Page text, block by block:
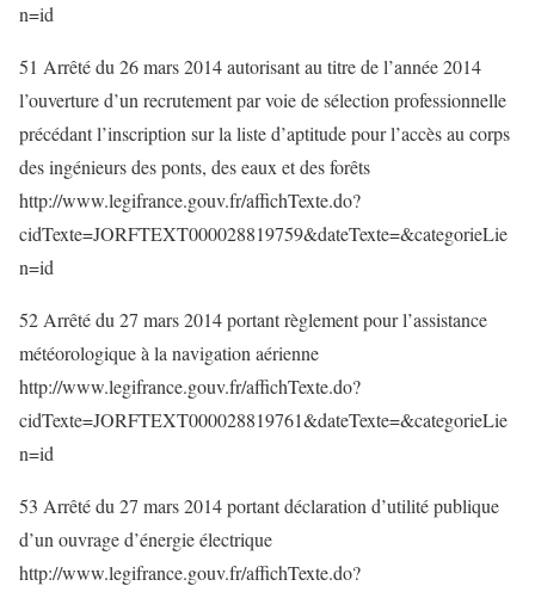
n=id
51 Arrêté du 26 mars 2014 autorisant au titre de l’année 2014
l’ouverture d’un recrutement par voie de sélection professionnelle
précédant l’inscription sur la liste d’aptitude pour l’accès au corps
des ingénieurs des ponts, des eaux et des forêts
http://www.legifrance.gouv.fr/affichTexte.do?
cidTexte=JORFTEXT000028819759&dateTexte=&categorieLie
n=id
52 Arrêté du 27 mars 2014 portant règlement pour l’assistance
météorologique à la navigation aérienne
http://www.legifrance.gouv.fr/affichTexte.do?
cidTexte=JORFTEXT000028819761&dateTexte=&categorieLie
n=id
53 Arrêté du 27 mars 2014 portant déclaration d’utilité publique
d’un ouvrage d’énergie électrique
http://www.legifrance.gouv.fr/affichTexte.do?